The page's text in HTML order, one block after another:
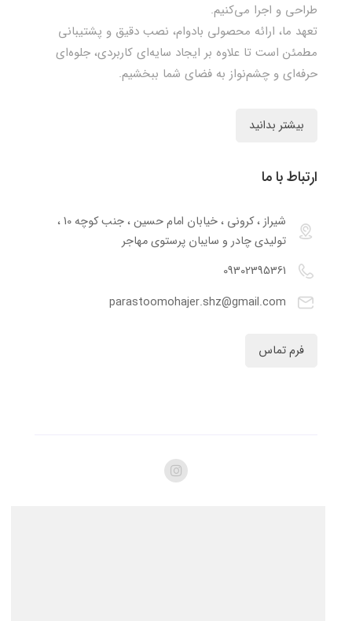
طراحی و اجرا می‌کنیم.
تعهد ما، ارائه محصولی بادوام، نصب دقیق و پشتیبانی
مطمئن است تا علاوه بر ایجاد سایه‌ای کاربردی، جلوه‌ای
حرفه‌ای و چشم‌نواز به فضای شما ببخشیم.
بیشتر بدانید
ارتباط با ما
شیراز ، کرونی ، خیابان امام حسین ، جنب کوچه 10 ،
تولیدی چادر و سایبان پرستوی مهاجر
09302395361
parastoomohajer.shz@gmail.com
فرم تماس